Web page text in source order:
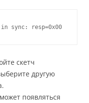
sync: resp=0x00
скетч
другую
появляться